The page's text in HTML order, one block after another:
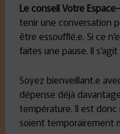
Le conseil Votre
tenir une conversation
être essoufflé.e. Si ce
faites une pause. Il
Soyez bienveillant.e
dépense déjà
température. Il est
soient temporairement